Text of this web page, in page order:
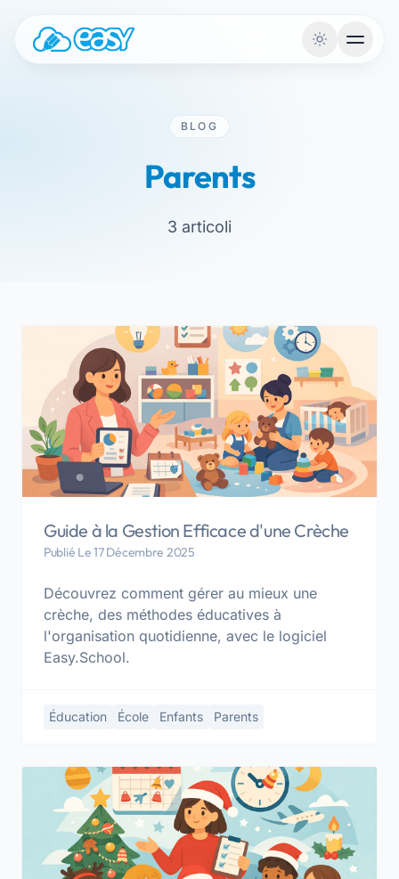
BLOG
Parents
3 articoli
Guide à la Gestion Efficace d'une Crèche
Publié Le 17 Décembre 2025
Découvrez comment gérer au mieux une
crèche, des méthodes éducatives à
l'organisation quotidienne, avec le logiciel
Easy.School.
Éducation École Enfants Parents